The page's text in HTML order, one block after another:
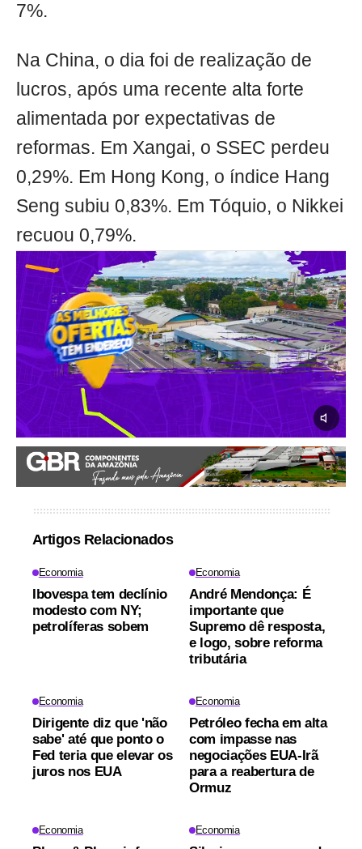
7%.
Na China, o dia foi de realização de
lucros, após uma recente alta forte
alimentada por expectativas de
reformas. Em Xangai, o SSEC perdeu
0,29%. Em Hong Kong, o índice Hang
Seng subiu 0,83%. Em Tóquio, o Nikkei
recuou 0,79%.
Artigos Relacionados
Economia
Ibovespa tem declínio
modesto com NY;
petrolíferas sobem
Economia
André Mendonça: É
importante que
Supremo dê resposta,
e logo, sobre reforma
tributária
Economia
Dirigente diz que 'não
sabe' até que ponto o
Fed teria que elevar os
juros nos EUA
Economia
Petróleo fecha em alta
com impasse nas
negociações EUA-Irã
para a reabertura de
Ormuz
Economia Economia